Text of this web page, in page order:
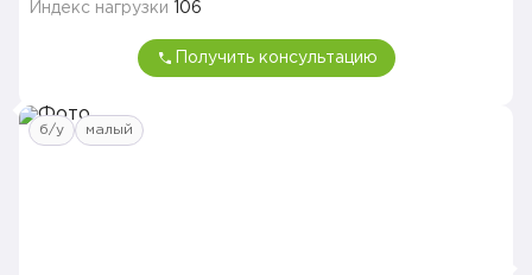
Индекс нагрузки 106
Получить консультацию
б/у малый